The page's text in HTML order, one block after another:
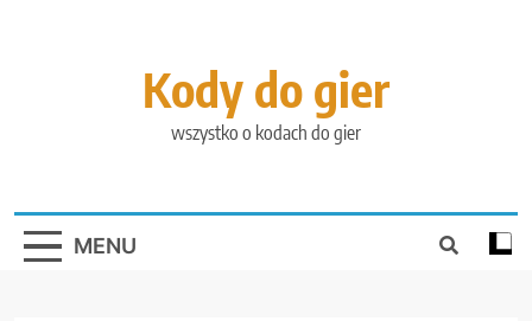
Kody do gier
wszystko o kodach do gier
MENU